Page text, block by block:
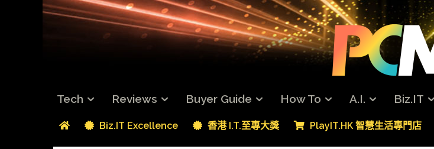
Tech Reviews Buyer Guide How To A.I. Biz.IT
Biz.IT Excellence 香港 I.T.至專大獎 PlayIT.HK 智慧生活專門店